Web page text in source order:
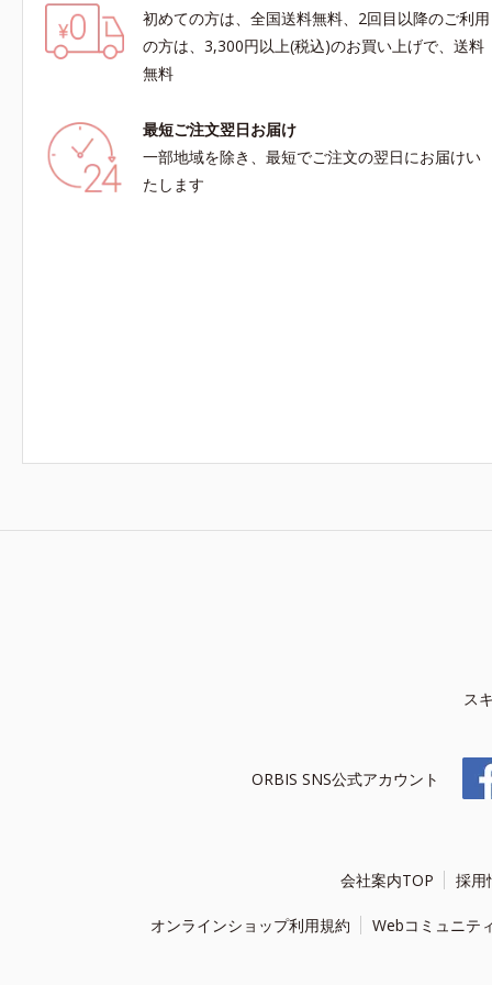
初めての方は、全国送料無料、2回目以降のご利用
の方は、3,300円以上(税込)のお買い上げで、送料
無料
最短ご注文翌日お届け
一部地域を除き、最短でご注文の翌日にお届けい
たします
ス
ORBIS SNS公式アカウント
会社案内TOP 採用
オンラインショップ利用規約 Webコミュニテ